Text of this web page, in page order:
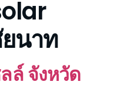
นาท
ล์ จังหวัด